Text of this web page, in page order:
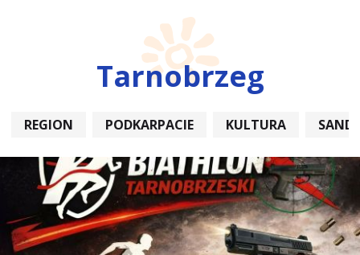
Tarnobrzeg
REGION PODKARPACIE KULTURA